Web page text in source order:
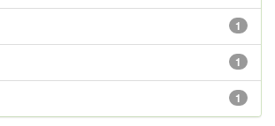
1
1
1